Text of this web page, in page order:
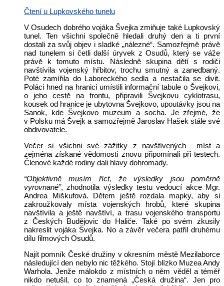
Čtení u Lupkovského tunelu
V Osudech dobrého vojáka Švejka zmiňuje také Lupkovský
tunel. Ten všichni společně hledali druhý den a ti první
dostali za svůj objev i sladké „nálezné“. Samozřejmě právě
nad tunelem si četli další úryvek z Osudů, který se váže
právě k tomuto místu. Následně skupina dětí s rodiči
navštívila vojenský hřbitov, trochu smutný a zanedbaný.
Poté zamířila do Laboreckého sedla a nestačila se divit.
Poláci hned na hranici umístili informační tabule o Švejkovi,
o jeho cestě na frontu, připravili Švejkovu cyklotrasu,
kousek od hranice je ubytovna Švejkovo, upoutávky jsou na
Sanok, kde Švejkovo muzeum a socha. Je zřejmé, že
v Polsku má Švejk a samozřejmě Jaroslav Hašek stále své
obdivovatele.
Večer si všichni své zážitky z navštívených míst a
zejména získané vědomosti znovu připomínali při testech.
Členové každé rodiny dali hlavy dohromady.
“Objektivně musím říct, že výsledky jsou poměrně
vyrovnané”, zhodnotila výsledky testu vedoucí akce Mgr.
Andrea Miškufová. Dětem ještě rozdala mapky, aby si
zakroužkovaly místa vojenských hrobů, které skupina
navštívila a ještě navštíví, a trasu vojenského transportu
z Českých Budějovic do Haliče. Také po svém zkusily
nakreslit vojáka Švejka. No a závěr večera patřil druhému
dílu filmových Osudů.
Najít pomník České družiny v okresním městě Mezilaborce
následující den nebylo nic těžkého. Stojí blízko Muzea Andy
Warhola. Jenže málokdo z místních o něm věděl a téměř
nikdo netušil, co to znamená „Česká družina“. Jen pro